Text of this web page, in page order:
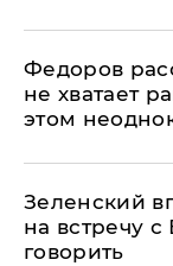
Федоров
не хватает
этом
Зеленский
на встречу
говорить